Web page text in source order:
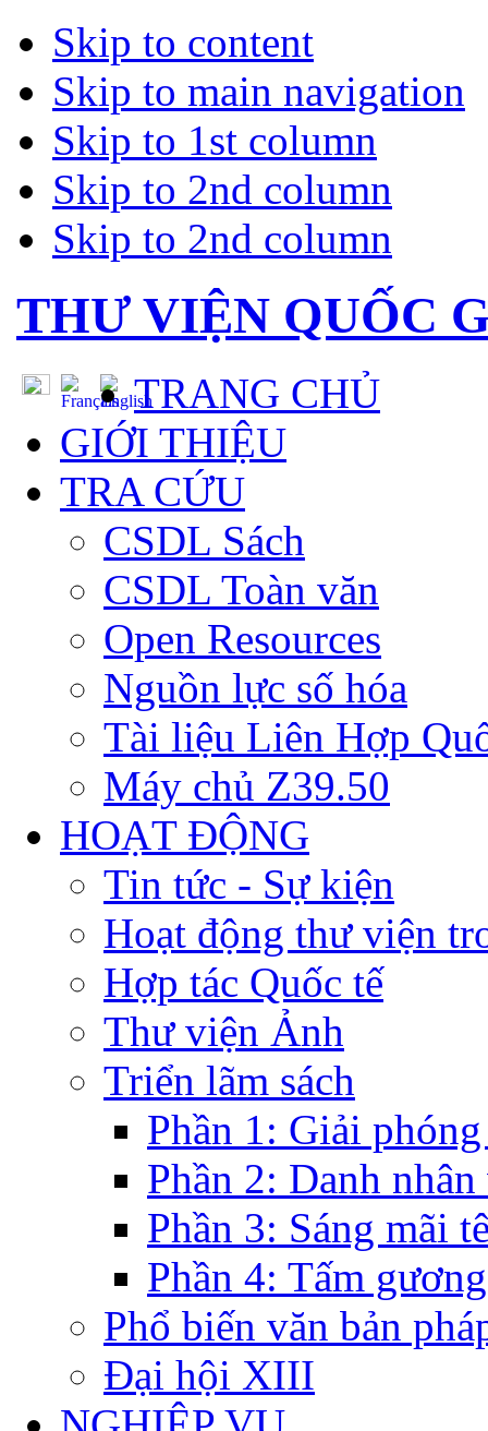
Skip to content
Skip to main navigation
Skip to 1st column
Skip to 2nd column
Skip to 2nd column
THƯ VIỆN QUỐC
TRANG CHỦ
GIỚI THIỆU
TRA CỨU
CSDL Sách
CSDL Toàn văn
Open Resources
Nguồn lực số hóa
Tài liệu Liên Hợp
Máy chủ Z39.50
HOẠT ĐỘNG
Tin tức - Sự kiện
Hoạt động thư viện
Hợp tác Quốc tế
Thư viện Ảnh
Triển lãm sách
Phần 1: Giải
Phần 2: Danh nhân
Phần 3: Sáng mãi
Phần 4: Tấm
Phổ biến văn bản
Đại hội XIII